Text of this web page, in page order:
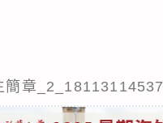
簡章_2_18113114537